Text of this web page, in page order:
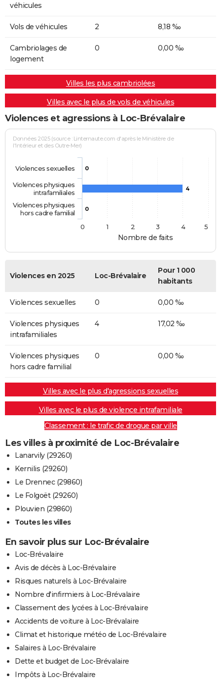
véhicules
Vols de véhicules 2 8,18 ‰
Cambriolages de
logement
0 0,00 ‰
Villes les plus cambriolées
Villes avec le plus de vols de véhicules
Violences et agressions à Loc-Brévalaire
Nombre de faits
Données 2025 (source : Linternaute.com d'après le Ministère de
l'Intérieur et des Outre-Mer)
0
4
0
Violences sexuelles
Violences physiques
intrafamiliales
Violences physiques
hors cadre familial
0
1 2 3 4 5
Violences en 2025 Loc-Brévalaire
Pour 1 000
habitants
Violences sexuelles 0 0,00 ‰
Violences physiques
intrafamiliales
4 17,02 ‰
Violences physiques
hors cadre familial
0 0,00 ‰
Villes avec le plus d'agressions sexuelles
Villes avec le plus de violence intrafamiliale
Classement : le trafic de drogue par ville
Les villes à proximité de Loc-Brévalaire
Lanarvily (29260)
Kernilis (29260)
Le Drennec (29860)
Le Folgoët (29260)
Plouvien (29860)
Toutes les villes
En savoir plus sur Loc-Brévalaire
Loc-Brévalaire
Avis de décès à Loc-Brévalaire
Risques naturels à Loc-Brévalaire
Nombre d'infirmiers à Loc-Brévalaire
Classement des lycées à Loc-Brévalaire
Accidents de voiture à Loc-Brévalaire
Climat et historique météo de Loc-Brévalaire
Salaires à Loc-Brévalaire
Dette et budget de Loc-Brévalaire
Impôts à Loc-Brévalaire